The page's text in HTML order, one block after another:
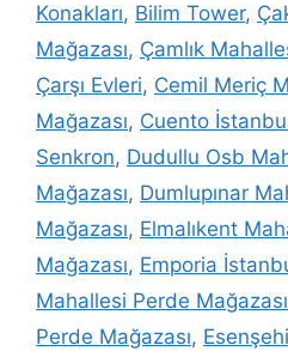
Konakları, Bilim Tower,
Mağazası, Çamlık
Çarşı Evleri, Cemil Meriç
Mağazası, Cuento
Senkron, Dudullu Osb
Mağazası, Dumlupınar
Mağazası, Elmalıkent
Mağazası, Emporia
Mahallesi Perde Mağazası
Perde Mağazası,